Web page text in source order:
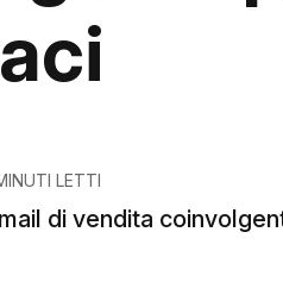
LETTI
di vendita